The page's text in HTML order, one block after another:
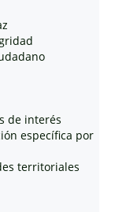
de interés
específica por
territoriales